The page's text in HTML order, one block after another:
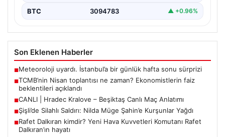
BTC 3094783 ▲ +0.96%
Son Eklenen Haberler
■Meteoroloji uyardı. İstanbul’a bir günlük hafta sonu sürprizi
■TCMB’nin Nisan toplantısı ne zaman? Ekonomistlerin faiz
beklentileri açıklandı
■CANLI | Hradec Kralove – Beşiktaş Canlı Maç Anlatımı
■Şişli’de Silahlı Saldırı: Nilda Müge Şahin’e Kurşunlar Yağdı
■Rafet Dalkıran kimdir? Yeni Hava Kuvvetleri Komutanı Rafet
Dalkıran’ın hayatı